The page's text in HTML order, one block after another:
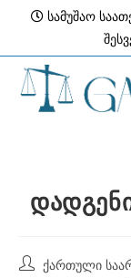
content
სამუშაო
Post ქართული